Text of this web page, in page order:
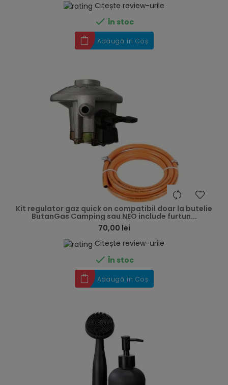
Citește review-urile
 În stoc
Adaugă în Coș
Kit regulator gaz quick on compatibil doar la butelie
ButanGas Camping sau NEO include furtun...
70,00 lei
Citește review-urile
 În stoc
Adaugă în Coș